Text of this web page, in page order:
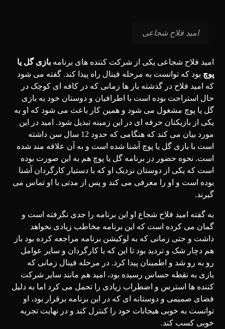
امید فلاح شجاعی
امید فلاح شجاعی یکی از شرکت کننده های برنامهبازی گل یا
پوچ بود که توانست به مرحله فینال راه پیدا کند. گفته می شود
که امید فلاح در گذشته بار ها زمانی که در کافه ای کوچک در
حال استراحت بوده است با اطرافیان و دوستان خود به بازی
گل یا پوچ مشغول می شود و همین کار باعث می شود که او به
یکی از بازیکنان حرفه ای در این زمینه تبدیل شود. امید در این
مورد بیان می کند که هنگامی که حدود 12 سال سن داشته
است با بازی گل یا پوچ آشنا شده است و به آن علاقه مند شده
است. نحوه حضور در برنامه گل یا پوچ هم به این صورت بوده
است که یکی از دوستان نزدیک او که با دستیار کارگردان آشنا
بوده است و او را معرفی می کند و پس از مدتی با او تماس می
گیرند.
به گفته امید فلاح شجاع او این برنامه را جدی نگرفته است و
گمان می کرده است که این برنامه مخاطب زیادی نخواهد
داشت و حتی زمانی که به لوکیشن برنامه مراجعه کرده بود باز
هم دچار شک و تردید بود تا این که با کارگردان و سایر عوامل
رو به رو شد و اطمینان پیدا کرد. در مرحله فینال زمانی که
بازی به نقطه حساس رسیده بود، امید هم مانند سایر شرکت
کننده ها استرس و اضطراب زیادی را تحمل می کرد اما به دلیل
فضای صمیمی و دوستانه ای که در این برنامه برقرار بود، او
توانست به خوبی هیجانات خود را کنترل کند و در نهایت تجربه
خوبی کسب کند.